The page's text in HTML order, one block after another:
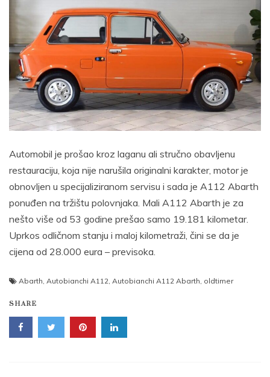
Automobil je prošao kroz laganu ali stručno obavljenu
restauraciju, koja nije narušila originalni karakter, motor je
obnovljen u specijaliziranom servisu i sada je A112 Abarth
ponuđen na tržištu polovnjaka. Mali A112 Abarth je za
nešto više od 53 godine prešao samo 19.181 kilometar.
Uprkos odličnom stanju i maloj kilometraži, čini se da je
cijena od 28.000 eura – previsoka.
Abarth, Autobianchi A112, Autobianchi A112 Abarth, oldtimer
SHARE